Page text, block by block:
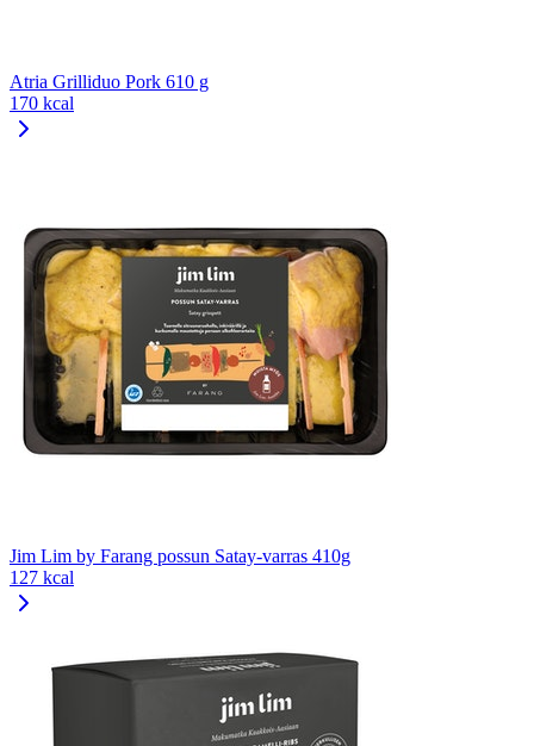
Atria Grilliduo Pork 610 g
170 kcal
Jim Lim by Farang possun Satay-varras 410g
127 kcal